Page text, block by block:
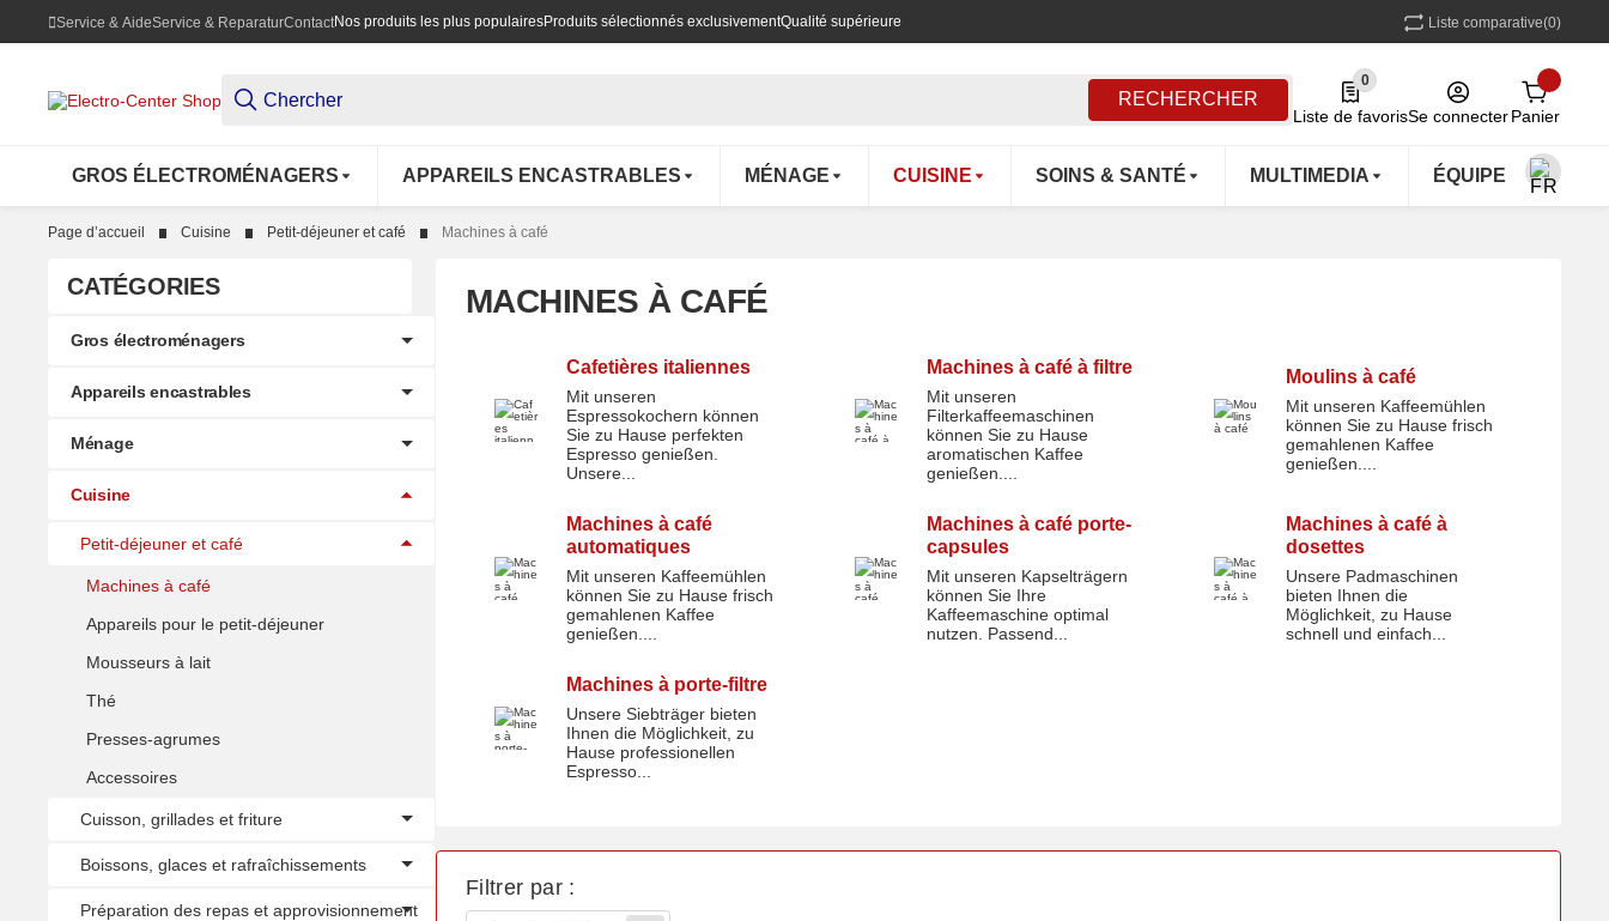
Service & AideService & ReparaturContactNos produits les plus populairesProduits sélectionnés exclusivementQualité supérieure Liste comparative(0)
RECHERCHER
0
0 Produkte in der Liste
Liste de favorisSe connecterPanier
GROS ÉLECTROMÉNAGERS APPAREILS ENCASTRABLES MÉNAGE CUISINE SOINS & SANTÉ MULTIMEDIA ÉQUIPEMENTS
Page d’accueil Cuisine Petit-déjeuner et café Machines à café
MACHINES À CAFÉ
Cafetières italiennes
Cafetières italiennes
Mit unseren
Espressokochern können
Sie zu Hause perfekten
Espresso genießen.
Unsere...
Machines à café à filtre
Machines à café à filtre
Mit unseren
Filterkaffeemaschinen
können Sie zu Hause
aromatischen Kaffee
genießen....
Moulins à café
Moulins à café
Mit unseren Kaffeemühlen
können Sie zu Hause frisch
gemahlenen Kaffee
genießen....
Machines à café automatiques
Machines à café
automatiques
Mit unseren Kaffeemühlen
können Sie zu Hause frisch
gemahlenen Kaffee
genießen....
Machines à café porte-capsules
Machines à café porte-
capsules
Mit unseren Kapselträgern
können Sie Ihre
Kaffeemaschine optimal
nutzen. Passend...
Machines à café à dosettes
Machines à café à
dosettes
Unsere Padmaschinen
bieten Ihnen die
Möglichkeit, zu Hause
schnell und einfach...
Machines à porte-filtre
Machines à porte-filtre
Unsere Siebträger bieten
Ihnen die Möglichkeit, zu
Hause professionellen
Espresso...
Filtrer par :
CATÉGORIES
Gros électroménagers
Appareils encastrables
Ménage
Cuisine
Petit-déjeuner et café
Machines à café
Appareils pour le petit-déjeuner
Mousseurs à lait
Thé
Presses-agrumes
Accessoires
Cuisson, grillades et friture
Boissons, glaces et rafraîchissements
Préparation des repas et approvisionnement